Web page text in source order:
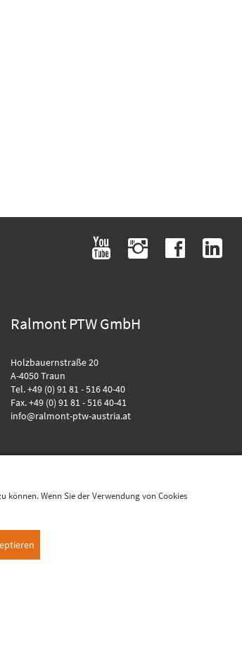
youtube instagram facebook linkedin
Ralmont PTW GmbH
Holzbauernstraße 20
A-4050 Traun
Tel. +49 (0) 91 81 - 516 40-40
Fax. +49 (0) 91 81 - 516 40-41
info@ralmont-ptw-austria.at
können. Wenn Sie der Verwendung von Cookies